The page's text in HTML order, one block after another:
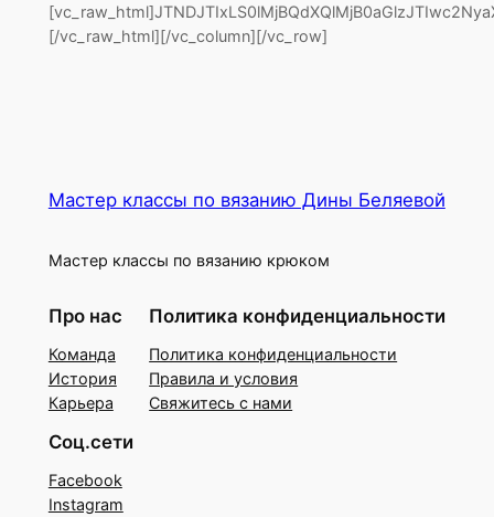
[/vc_raw_html][/vc_column][/vc_row]
Мастер классы по вязанию Дины Беляевой
Мастер классы по вязанию крюком
Про нас
Команда
История
Карьера
Политика конфиденциальности
Политика конфиденциальности
Правила и условия
Свяжитесь с нами
Соц.сети
Facebook
Instagram